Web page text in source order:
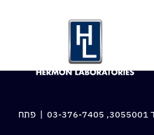
03-376-7405 | פתח